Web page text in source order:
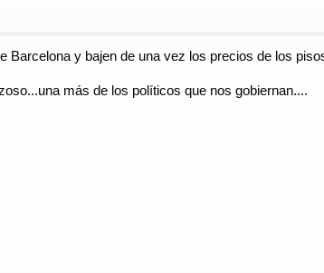
Barcelona y bajen de una vez los precios de los
más de los políticos que nos gobiernan....